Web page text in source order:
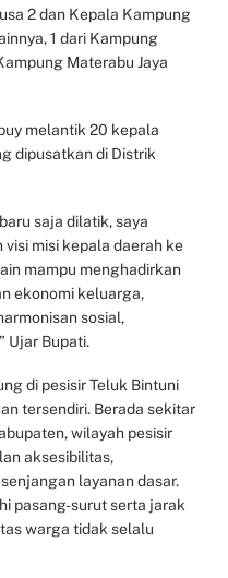
2 dan Kepala Kampung
1 dari Kampung
Materabu Jaya
melantik 20 kepala
dipusatkan di Distrik
saja dilatik, saya
misi kepala daerah ke
mampu menghadirkan
ekonomi keluarga,
sosial,
Ujar Bupati.
di pesisir Teluk Bintuni
tersendiri. Berada sekitar
wilayah pesisir
aksesibilitas,
layanan dasar.
pasang-surut serta jarak
warga tidak selalu